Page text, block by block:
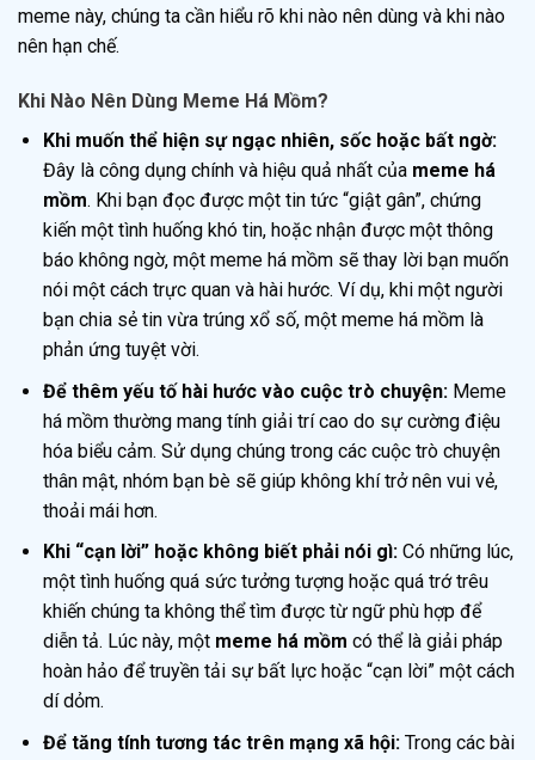
meme này, chúng ta cần hiểu rõ khi nào nên dùng và khi nào
nên hạn chế.
Khi Nào Nên Dùng Meme Há Mồm?
Khi muốn thể hiện sự ngạc nhiên, sốc hoặc bất ngờ:
Đây là công dụng chính và hiệu quả nhất của meme há
mồm. Khi bạn đọc được một tin tức “giật gân”, chứng
kiến một tình huống khó tin, hoặc nhận được một thông
báo không ngờ, một meme há mồm sẽ thay lời bạn muốn
nói một cách trực quan và hài hước. Ví dụ, khi một người
bạn chia sẻ tin vừa trúng xổ số, một meme há mồm là
phản ứng tuyệt vời.
Để thêm yếu tố hài hước vào cuộc trò chuyện:Meme
há mồm thường mang tính giải trí cao do sự cường điệu
hóa biểu cảm. Sử dụng chúng trong các cuộc trò chuyện
thân mật, nhóm bạn bè sẽ giúp không khí trở nên vui vẻ,
thoải mái hơn.
Khi “cạn lời” hoặc không biết phải nói gì:Có những lúc,
một tình huống quá sức tưởng tượng hoặc quá trớ trêu
khiến chúng ta không thể tìm được từ ngữ phù hợp để
diễn tả. Lúc này, một meme há mồm có thể là giải pháp
hoàn hảo để truyền tải sự bất lực hoặc “cạn lời” một cách
dí dỏm.
Để tăng tính tương tác trên mạng xã hội:Trong các bài